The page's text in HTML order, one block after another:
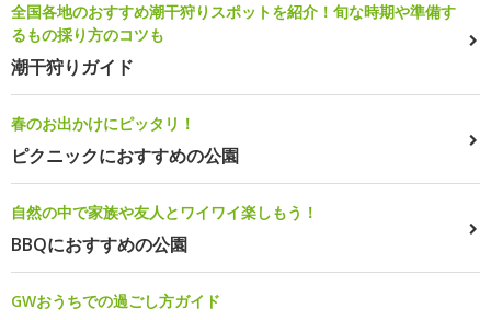
全国各地のおすすめ潮干狩りスポットを紹介！旬な時期や準備す
るもの採り方のコツも
潮干狩りガイド
春のお出かけにピッタリ！
ピクニックにおすすめの公園
自然の中で家族や友人とワイワイ楽しもう！
BBQにおすすめの公園
GWおうちでの過ごし方ガイド